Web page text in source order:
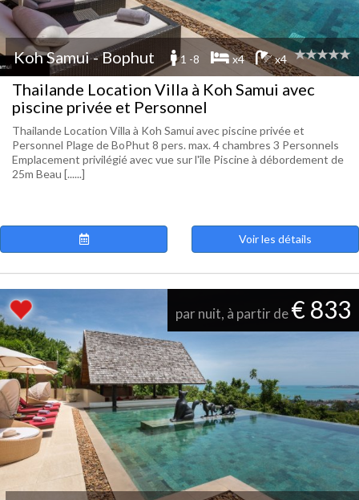
Koh Samui - Bophut 1 -8 x4 x4
Thailande Location Villa à Koh Samui avec
piscine privée et Personnel
Thailande Location Villa à Koh Samui avec piscine privée et
Personnel Plage de BoPhut 8 pers. max. 4 chambres 3 Personnels
Emplacement privilégié avec vue sur l'île Piscine à débordement de
25m Beau [......]
Voir les détails
par nuit, à partir de€ 833